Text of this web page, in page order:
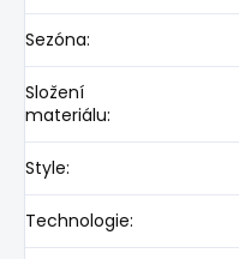
Sezóna:
Složení
materiálu:
Style:
Technologie: